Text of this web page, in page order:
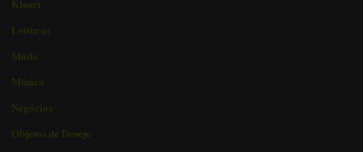
Kloset
Leituras
Moda
Música
Negócios
Objetos de Desejo